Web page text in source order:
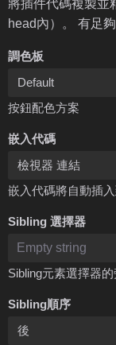
將插件代碼複製並
head內）。 有足
調色板
按鈕配色方案
嵌入代碼
嵌入代碼將自動插
Sibling 選擇器
Sibling元素選擇器
Sibling順序